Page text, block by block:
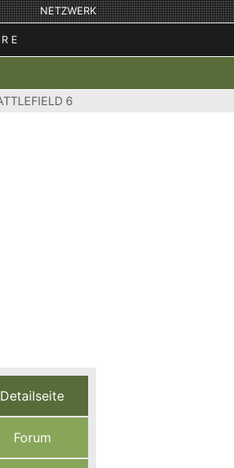
NETZWERK
6
Detailseite
Forum